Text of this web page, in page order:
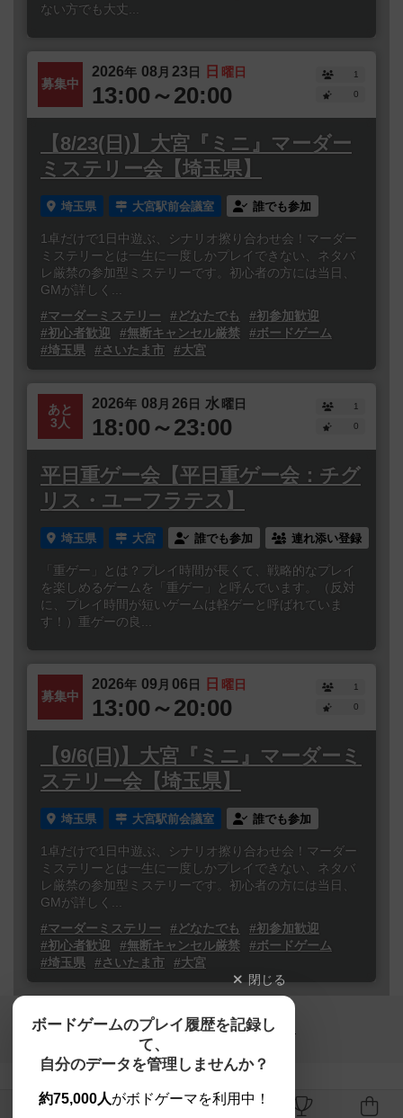
ない方でも大丈...
募集中
2026年 08 月 23日 日 曜日
13:00～20:00
1
0
【8/23(日)】大宮『ミニ』マーダー
ミステリー会【埼玉県】
埼玉県 大宮駅前会議室 誰でも参加
1卓だけで1日中遊ぶ、シナリオ擦り合わせ会！マーダー
ミステリーとは一生に一度しかプレイできない、ネタバ
レ厳禁の参加型ミステリーです。初心者の方には当日、
GMが詳しく...
#マーダーミステリー
#どなたでも
#初参加歓迎
#初心者歓迎
#無断キャンセル厳禁
#ボードゲーム
#埼玉県
#さいたま市 #大宮
あと
3人
2026年 08 月 26日 水曜日
18:00～23:00
1
0
平日重ゲー会【平日重ゲー会：チグ
リス・ユーフラテス】
埼玉県 大宮 誰でも参加 連れ添い登録
「重ゲー」とは？プレイ時間が長くて、戦略的なプレイ
を楽しめるゲームを「重ゲー」と呼んでいます。（反対
に、プレイ時間が短いゲームは軽ゲーと呼ばれていま
す！）重ゲーの良...
募集中
2026年 09 月 06日 日 曜日
13:00～20:00
1
0
【9/6(日)】大宮『ミニ』マーダーミ
ステリー会【埼玉県】
埼玉県 大宮駅前会議室 誰でも参加
1卓だけで1日中遊ぶ、シナリオ擦り合わせ会！マーダー
ミステリーとは一生に一度しかプレイできない、ネタバ
レ厳禁の参加型ミステリーです。初心者の方には当日、
GMが詳しく...
#マーダーミステリー
#どなたでも
#初参加歓迎
#初心者歓迎
#無断キャンセル厳禁
#ボードゲーム
#埼玉県
#さいたま市
#大宮
閉じる
ボードゲームのプレイ履歴を記録し
て、
自分のデータを管理しませんか？
約75,000人がボドゲーマを利用中！
【ボドゲーマ】ボードゲームの総合情報サイト